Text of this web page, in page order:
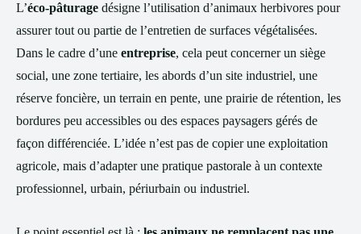
L’éco-pâturage désigne l’utilisation d’animaux herbivores pour
assurer tout ou partie de l’entretien de surfaces végétalisées.
Dans le cadre d’une entreprise, cela peut concerner un siège
social, une zone tertiaire, les abords d’un site industriel, une
réserve foncière, un terrain en pente, une prairie de rétention, les
bordures peu accessibles ou des espaces paysagers gérés de
façon différenciée. L’idée n’est pas de copier une exploitation
agricole, mais d’adapter une pratique pastorale à un contexte
professionnel, urbain, périurbain ou industriel.